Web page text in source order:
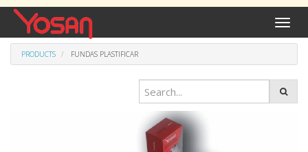
Toggle
PRODUCTS FUNDAS PLASTIFICAR